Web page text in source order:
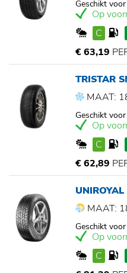
Geschikt
Op
C
€ 63,19
TRISTAR
MAAT:
Geschikt
Op
C
€ 62,89
MAAT:
Geschikt
Op
C